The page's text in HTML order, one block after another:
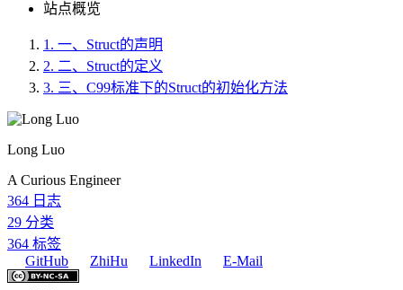
站点概览
1. 一、Struct的声明
2. 二、Struct的定义
3. 三、C99标准下的Struct的初始化方法
Long Luo
A Curious Engineer
364 日志
29 分类
364 标签
GitHub
ZhiHu LinkedIn E-Mail